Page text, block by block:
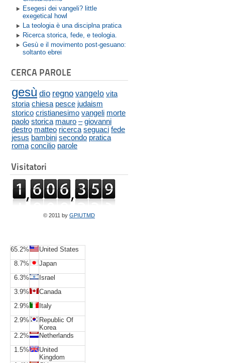
Esegesi dei vangeli? little
exegetical howl
La teologia è una disciplna pratica
Ricerca storica, fede, e teologia.
Gesù e il movimento post-gesuano:
soltanto ebrei
CERCA PAROLE
gesù dio regno vangelo vita
storia chiesa pesce judaism
storico cristianesimo vangeli morte
paolo storica mauro – giovanni
destro matteo ricerca seguaci fede
jesus bambini secondo pratica
roma concilio parole
Visitatori
© 2011 by GPIUTMD
65.2%
United States
8.7%
Japan
6.3%
Israel
3.9%
Canada
2.9%
Italy
2.9%
Republic Of
Korea
2.2%
Netherlands
1.5%
United
Kingdom